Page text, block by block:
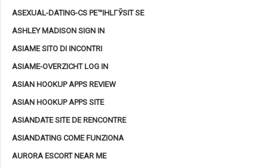
ASEXUAL-DATING-CS PЕ™IHLГЎSIT SE
ASHLEY MADISON SIGN IN
ASIAME SITO DI INCONTRI
ASIAME-OVERZICHT LOG IN
ASIAN HOOKUP APPS REVIEW
ASIAN HOOKUP APPS SITE
ASIANDATE SITE DE RENCONTRE
ASIANDATING COME FUNZIONA
AURORA ESCORT NEAR ME